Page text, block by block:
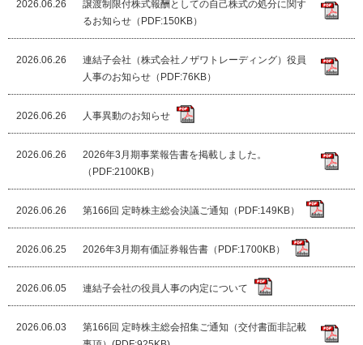
2026.06.26
譲渡制限付株式報酬としての自己株式の処分に関す
るお知らせ（PDF:150KB）
2026.06.26
連結子会社（株式会社ノザワトレーディング）役員
人事のお知らせ（PDF:76KB）
2026.06.26 人事異動のお知らせ
2026.06.26
2026年3月期事業報告書を掲載しました。
（PDF:2100KB）
2026.06.26 第166回 定時株主総会決議ご通知（PDF:149KB）
2026.06.25 2026年3月期有価証券報告書（PDF:1700KB）
2026.06.05 連結子会社の役員人事の内定について
2026.06.03
第166回 定時株主総会招集ご通知（交付書面非記載